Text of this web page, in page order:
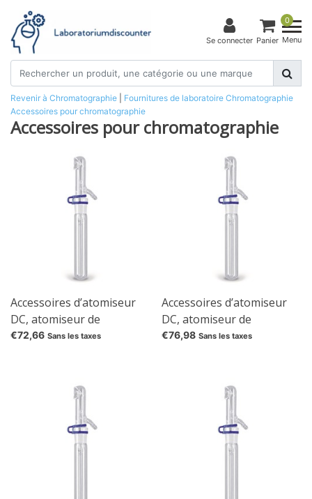
Se connecter
0
Panier Menu
Revenir à Chromatographie Fournitures de laboratoire Chromatographie
Accessoires pour chromatographie
Accessoires pour chromatographie
Accessoires d’atomiseur
DC, atomiseur de
rechange pour TK61.1
€72,66 Sans les taxes
Accessoires d’atomiseur
DC, atomiseur de
rechange pour TK62.1
€76,98 Sans les taxes